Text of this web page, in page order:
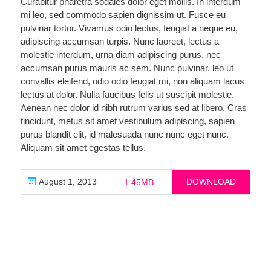
mi leo, sed commodo sapien dignissim ut. Fusce eu
pulvinar tortor. Vivamus odio lectus, feugiat a neque eu,
adipiscing accumsan turpis. Nunc laoreet, lectus a
molestie interdum, urna diam adipiscing purus, nec
accumsan purus mauris ac sem. Nunc pulvinar, leo ut
convallis eleifend, odio odio feugiat mi, non aliquam lacus
lectus at dolor. Nulla faucibus felis ut suscipit molestie.
Aenean nec dolor id nibh rutrum varius sed at libero. Cras
tincidunt, metus sit amet vestibulum adipiscing, sapien
purus blandit elit, id malesuada nunc nunc eget nunc.
Aliquam sit amet egestas tellus.
August 1, 2013 1.45MB DOWNLOAD